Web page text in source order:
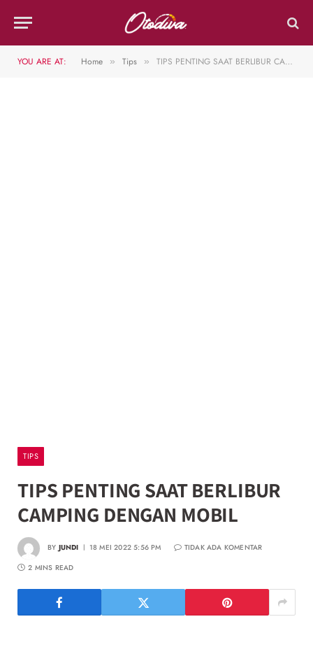
YOU ARE AT: Home » Tips » TIPS PENTING SAAT BERLIBUR CAMPING DENGAN MOBIL
TIPS
TIPS PENTING SAAT BERLIBUR
CAMPING DENGAN MOBIL
BY JUNDI 18 MEI 2022 5:56 PM
TIDAK ADA KOMENTAR
2 MINS READ